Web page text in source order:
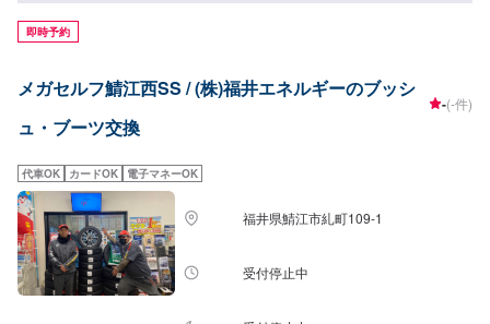
即時予約
メガセルフ鯖江西SS / (株)福井エネルギーのブッシ
ュ・ブーツ交換
-(-件)
代車OK カードOK 電子マネーOK
福井県鯖江市糺町109-1
受付停止中